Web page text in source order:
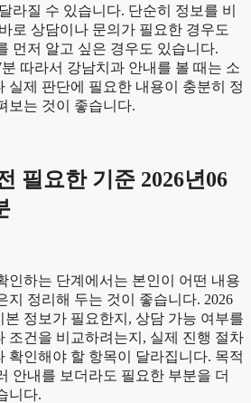
라질 수 있습니다. 단순히 정보를 비
로 상담이나 문의가 필요한 경우도
먼저 알고 싶은 경우도 있습니다.
분 따라서 강남치과 안내를 볼 때는 소
실제 판단에 필요한 내용이 충분히 정
보는 것이 좋습니다.
필요한 기준 2026년06
인하는 단계에서는 본인이 어떤 내용
지 정리해 두는 것이 좋습니다. 2026
본 정보가 필요한지, 상담 가능 여부를
조건을 비교하려는지, 실제 진행 절차
확인해야 할 항목이 달라집니다. 목적
안내를 보더라도 필요한 부분을 더
니다.